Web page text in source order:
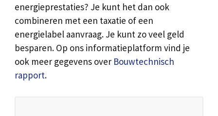
energieprestaties? Je kunt het dan ook
combineren met een taxatie of een
energielabel aanvraag. Je kunt zo veel geld
besparen. Op ons informatieplatform vind je
ook meer gegevens over Bouwtechnisch
rapport.